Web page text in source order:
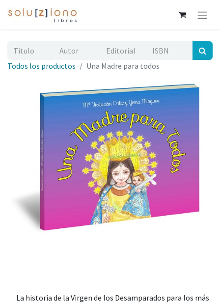
Todos los productos Una Madre para todos
La historia de la Virgen de los Desamparados para los más